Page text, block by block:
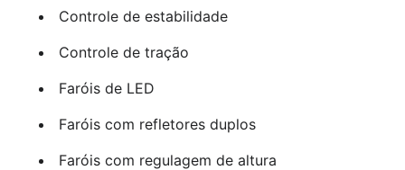
Controle de estabilidade
Controle de tração
Faróis de LED
Faróis com refletores duplos
Faróis com regulagem de altura